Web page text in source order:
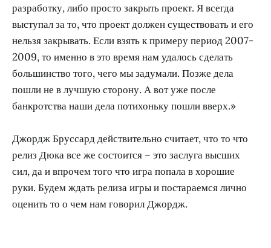
разработку, либо просто закрыть проект. Я всегда
выступал за то, что проект должен существовать и его
нельзя закрывать. Если взять к примеру период 2007-
2009, то именно в это время нам удалось сделать
большинство того, чего мы задумали. Позже дела
пошли не в лучшую сторону. А вот уже после
банкротства наши дела потихоньку пошли вверх.»
Джордж Бруссард действительно считает, что то что
релиз Дюка все же состоится – это заслуга высших
сил, да и впрочем того что игра попала в хорошие
руки. Будем ждать релиза игры и постараемся лично
оценить то о чем нам говорил Джордж.